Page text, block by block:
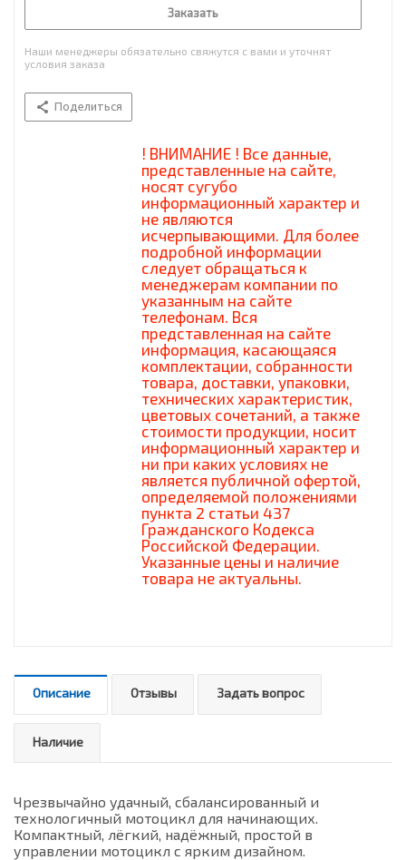
Заказать
Наши менеджеры обязательно свяжутся с вами и уточнят
условия заказа
Поделиться
! ВНИМАНИЕ ! Все данные,
представленные на сайте,
носят сугубо
информационный характер и
не являются
исчерпывающими. Для более
подробной информации
следует обращаться к
менеджерам компании по
указанным на сайте
телефонам. Вся
представленная на сайте
информация, касающаяся
комплектации, собранности
товара, доставки, упаковки,
технических характеристик,
цветовых сочетаний, а также
стоимости продукции, носит
информационный характер и
ни при каких условиях не
является публичной офертой,
определяемой положениями
пункта 2 статьи 437
Гражданского Кодекса
Российской Федерации.
Указанные цены и наличие
товара не актуальны.
Описание Отзывы Задать вопрос
Наличие
Чрезвычайно удачный, сбалансированный и
технологичный мотоцикл для начинающих.
Компактный, лёгкий, надёжный, простой в
управлении мотоцикл с ярким дизайном.